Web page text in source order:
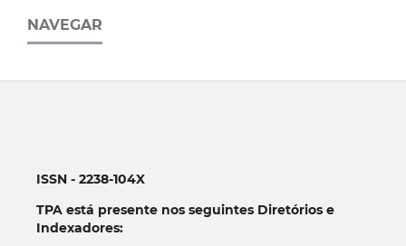
NAVEGAR
ISSN - 2238-104X
TPA está presente nos seguintes Diretórios e
Indexadores: